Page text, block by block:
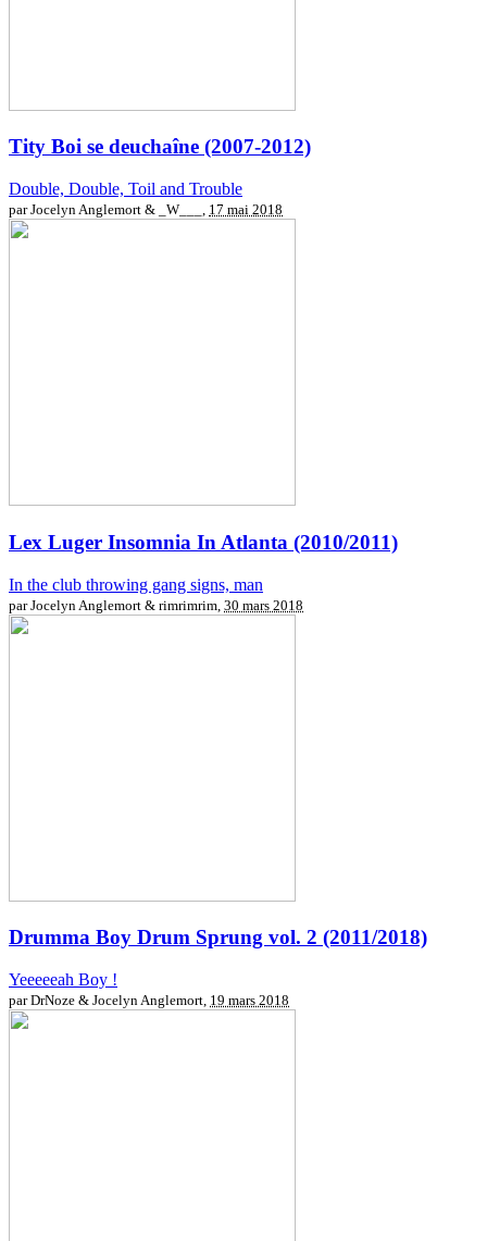
Tity Boi se deuchaîne (2007-2012)
Double, Double, Toil and Trouble
par Jocelyn Anglemort & _W___, 17 mai 2018
Lex Luger Insomnia In Atlanta (2010/2011)
In the club throwing gang signs, man
par Jocelyn Anglemort & rimrimrim, 30 mars 2018
Drumma Boy Drum Sprung vol. 2 (2011/2018)
Yeeeeeah Boy !
par DrNoze & Jocelyn Anglemort, 19 mars 2018